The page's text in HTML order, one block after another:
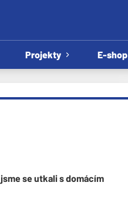
Projekty E-shop
se utkali s domácím